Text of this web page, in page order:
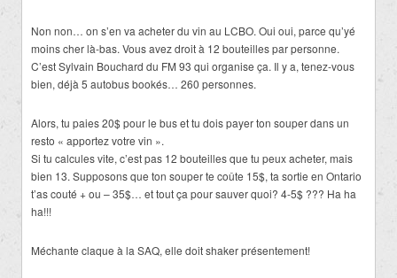
Non non… on s’en va acheter du vin au LCBO. Oui oui, parce qu’yé
moins cher là-bas. Vous avez droit à 12 bouteilles par personne.
C’est Sylvain Bouchard du FM 93 qui organise ça. Il y a, tenez-vous
bien, déjà 5 autobus bookés… 260 personnes.
Alors, tu paies 20$ pour le bus et tu dois payer ton souper dans un
resto « apportez votre vin ».
Si tu calcules vite, c’est pas 12 bouteilles que tu peux acheter, mais
bien 13. Supposons que ton souper te coûte 15$, ta sortie en Ontario
t’as couté + ou – 35$… et tout ça pour sauver quoi? 4-5$ ??? Ha ha
ha!!!
Méchante claque à la SAQ, elle doit shaker présentement!